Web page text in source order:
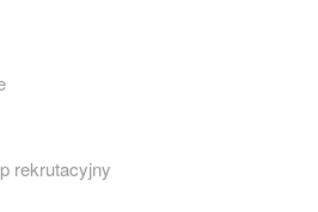
rekrutacyjny